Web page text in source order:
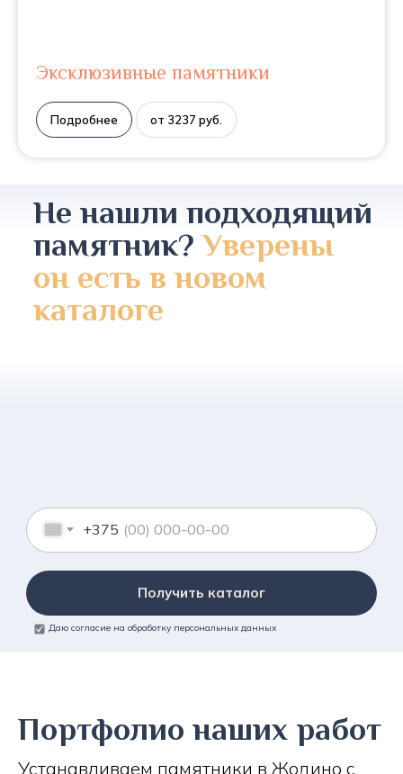
Эксклюзивные памятники
Подробнее от 3237 руб.
Не нашли подходящий
памятник?Уверены
он есть в новом
каталоге
+375
Получить каталог
Даю согласие на обработку персональных данных
Портфолио наших работ
Устанавливаем памятники в Жодино с